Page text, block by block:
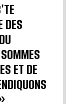
DES
ET DE